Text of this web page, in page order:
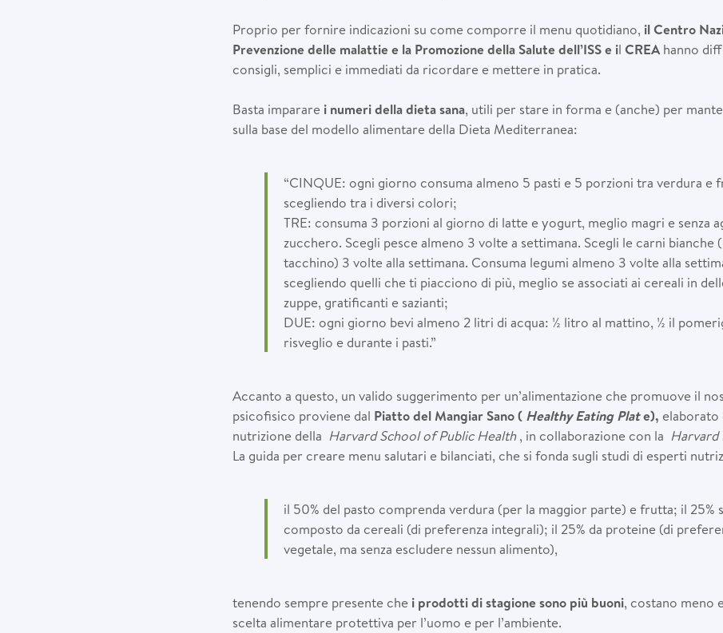
Proprio per fornire indicazioni su come comporre il menu quotidiano, il Centro
Prevenzione delle malattie e la Promozione della Salute dell’ISS e il CREAhanno
consigli, semplici e immediati da ricordare e mettere in pratica.
Basta imparare i numeri della dieta sana, utili per stare in forma e (anche) per
sulla base del modello alimentare della Dieta Mediterranea:
“CINQUE: ogni giorno consuma almeno 5 pasti e 5 porzioni tra verdura e
scegliendo tra i diversi colori;
TRE: consuma 3 porzioni al giorno di latte e yogurt, meglio magri e senza
zucchero. Scegli pesce almeno 3 volte a settimana. Scegli le carni bianche
tacchino) 3 volte alla settimana. Consuma legumi almeno 3 volte alla
scegliendo quelli che ti piacciono di più, meglio se associati ai cereali in
zuppe, gratificanti e sazianti;
DUE: ogni giorno bevi almeno 2 litri di acqua: ½ litro al mattino, ½ il
risveglio e durante i pasti.”
Accanto a questo, un valido suggerimento per un’alimentazione che promuove il
psicofisico proviene dal Piatto del Mangiar Sano( Healthy Eating Plate), elaborato
nutrizione della Harvard School of Public Health , in collaborazione con la Harvard
La guida per creare menu salutari e bilanciati, che si fonda sugli studi di esperti
il 50% del pasto comprenda verdura (per la maggior parte) e frutta; il 25%
composto da cereali (di preferenza integrali); il 25% da proteine (di
vegetale, ma senza escludere nessun alimento),
tenendo sempre presente che i prodotti di stagione sono più buoni, costano meno
scelta alimentare protettiva per l’uomo e per l’ambiente.